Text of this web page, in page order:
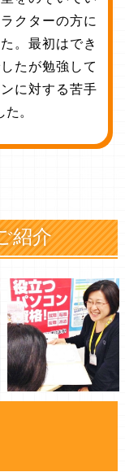
クターの方に
。最初はでき
たが勉強して
に対する苦手
。
紹介